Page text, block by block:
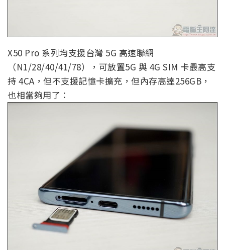
X50 Pro 系列均支援台灣 5G 高速聯網
（N1/28/40/41/78），可放置5G 與 4G SIM 卡最高支
持 4CA，但不支援記憶卡擴充，但內存高達256GB，
也相當夠用了：